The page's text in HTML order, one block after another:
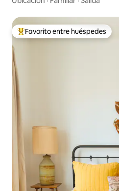
De los mejores en Favorito entre
Favorito entre huéspedes